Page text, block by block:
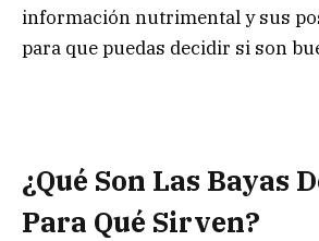
información nutrimental y sus
para que puedas decidir si son
¿Qué Son Las Bayas
Para Qué Sirven?